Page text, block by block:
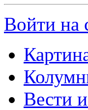
Войти на
Вести